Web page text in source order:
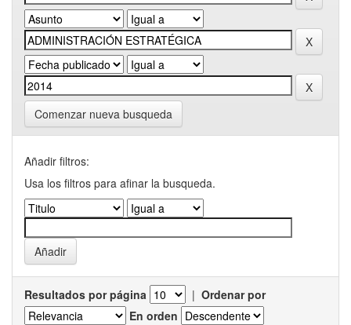
Comenzar nueva busqueda
Añadir filtros:
Usa los filtros para afinar la busqueda.
Resultados por página | Ordenar por
En orden